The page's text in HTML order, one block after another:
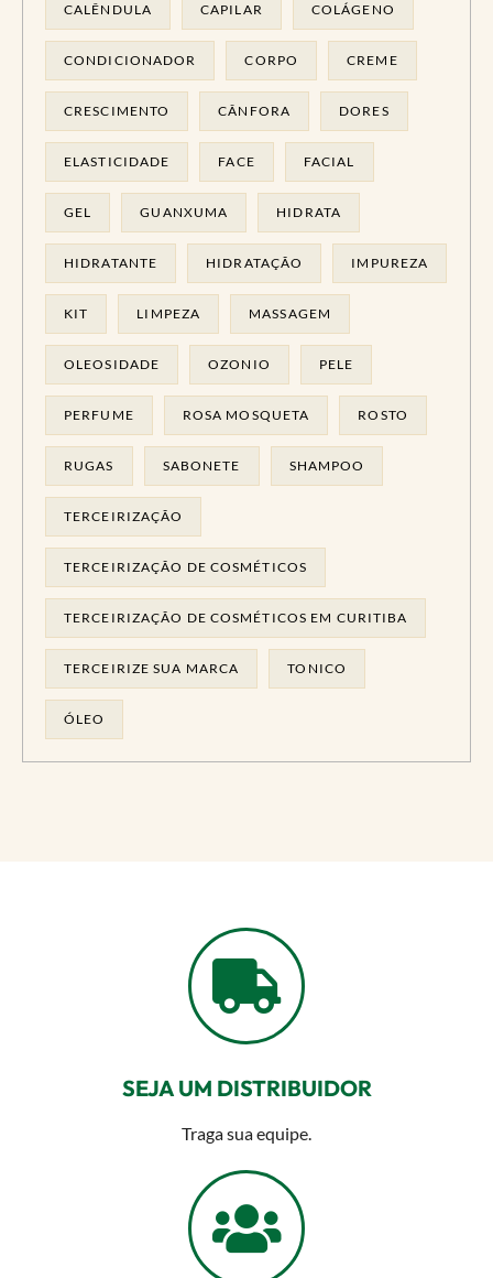
CALÊNDULA CAPILAR COLÁGENO
CONDICIONADOR CORPO CREME
CRESCIMENTO CÂNFORA DORES
ELASTICIDADE FACE FACIAL
GEL GUANXUMA HIDRATA
HIDRATANTE HIDRATAÇÃO IMPUREZA
KIT LIMPEZA MASSAGEM
OLEOSIDADE OZONIO PELE
PERFUME ROSA MOSQUETA ROSTO
RUGAS SABONETE SHAMPOO
TERCEIRIZAÇÃO
TERCEIRIZAÇÃO DE COSMÉTICOS
TERCEIRIZAÇÃO DE COSMÉTICOS EM CURITIBA
TERCEIRIZE SUA MARCA TONICO
ÓLEO
SEJA UM DISTRIBUIDOR
Traga sua equipe.